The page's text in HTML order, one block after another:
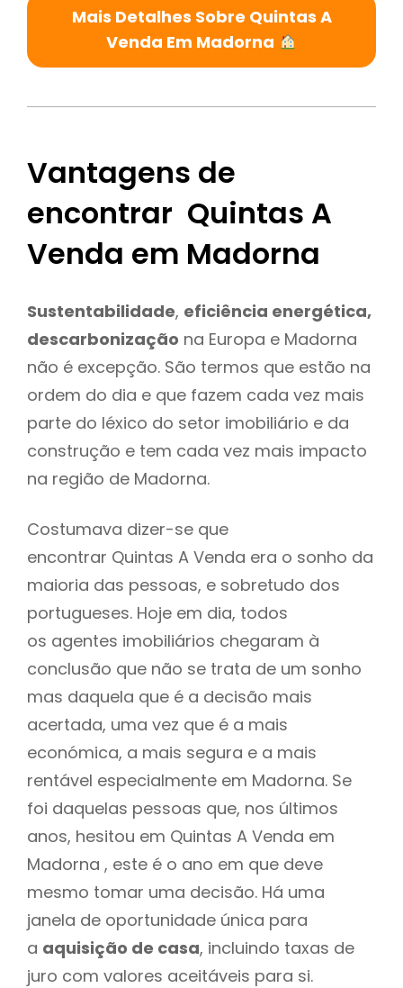
Mais Detalhes Sobre Quintas A
Venda Em Madorna
Vantagens de
encontrar Quintas A
Venda em Madorna
Sustentabilidade, eficiência energética,
descarbonização na Europa e Madorna
não é excepção. São termos que estão na
ordem do dia e que fazem cada vez mais
parte do léxico do setor imobiliário e da
construção e tem cada vez mais impacto
na região de Madorna.
Costumava dizer-se que
encontrar Quintas A Venda era o sonho da
maioria das pessoas, e sobretudo dos
portugueses. Hoje em dia, todos
os agentes imobiliários chegaram à
conclusão que não se trata de um sonho
mas daquela que é a decisão mais
acertada, uma vez que é a mais
económica, a mais segura e a mais
rentável especialmente em Madorna. Se
foi daquelas pessoas que, nos últimos
anos, hesitou em Quintas A Venda em
Madorna , este é o ano em que deve
mesmo tomar uma decisão. Há uma
janela de oportunidade única para
a aquisição de casa, incluindo taxas de
juro com valores aceitáveis para si.